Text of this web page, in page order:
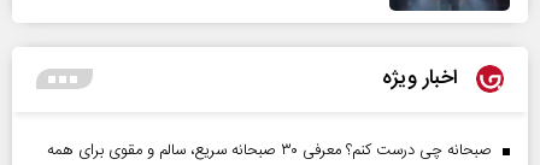
اخبار ویژه
صبحانه چی درست کنم؟ معرفی ۳۰ صبحانه سریع، سالم و مقوی برای همه